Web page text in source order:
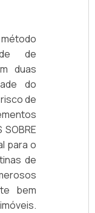
de
duas
do
de
SOBRE
para o
de
bem